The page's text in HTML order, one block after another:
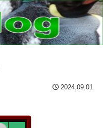
2024.09.01